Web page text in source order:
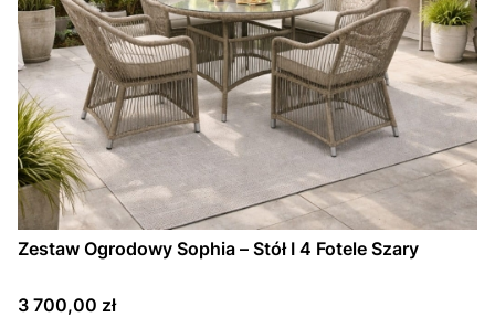
Zestaw Ogrodowy Sophia – Stół I 4 Fotele Szary
Cena
3 700,00 zł